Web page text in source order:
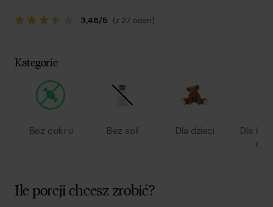
3,48/5 (z 27 ocen)
Kategorie
Bez cukru Bez soli Dla dzieci
Dla
Ile porcji chcesz zrobić?